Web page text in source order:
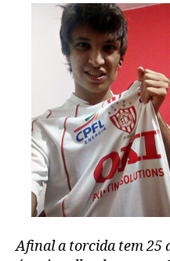
Afinal a torcida tem 25